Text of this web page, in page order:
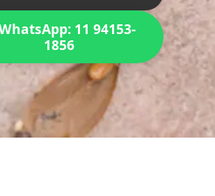
WhatsApp: 11 94153-
1856